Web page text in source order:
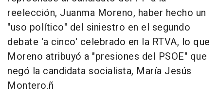
reelección, Juanma Moreno, haber hecho un
"uso político" del siniestro en el segundo
debate 'a cinco' celebrado en la RTVA, lo que
Moreno atribuyó a "presiones del PSOE" que
negó la candidata socialista, María Jesús
Montero.ñ